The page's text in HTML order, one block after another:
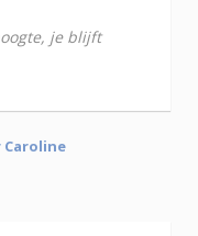
je blijft
Caroline